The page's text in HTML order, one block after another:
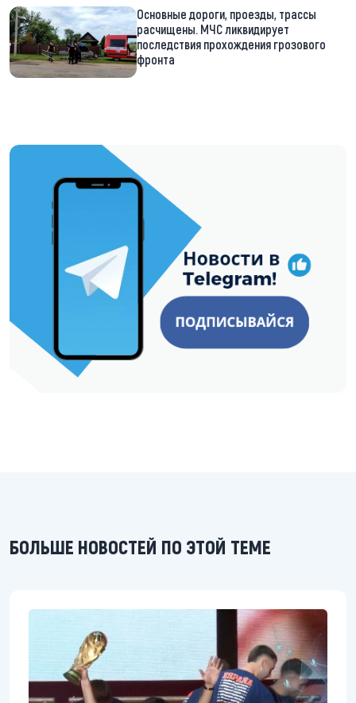
Основные дороги, проезды, трассы
расчищены. МЧС ликвидирует
последствия прохождения грозового
фронта
https://t.me/minskctvby
БОЛЬШЕ НОВОСТЕЙ ПО ЭТОЙ ТЕМЕ